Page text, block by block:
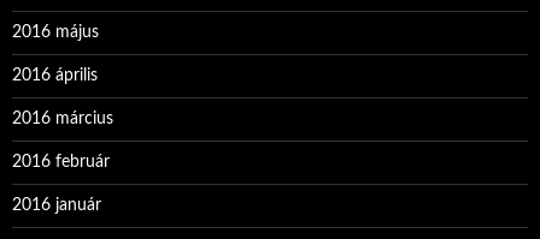
2016 május
2016 április
2016 március
2016 február
2016 január